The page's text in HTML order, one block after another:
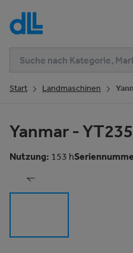
Start Landmaschinen
Yanmar - YT235
Nutzung: 153 h